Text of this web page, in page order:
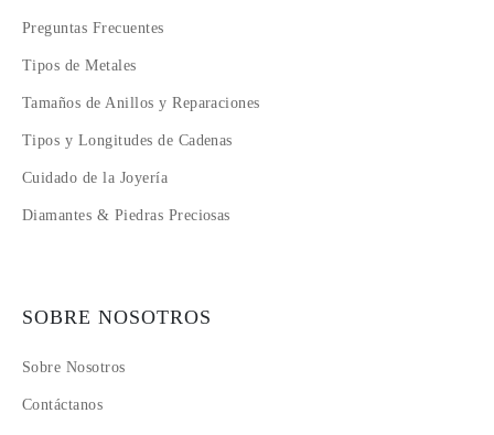
Preguntas Frecuentes
Tipos de Metales
Tamaños de Anillos y Reparaciones
Tipos y Longitudes de Cadenas
Cuidado de la Joyería
Diamantes & Piedras Preciosas
SOBRE NOSOTROS
Sobre Nosotros
Contáctanos